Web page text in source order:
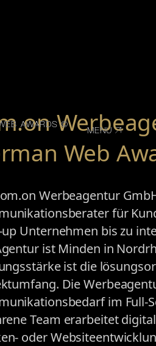
AWARDS ©
MENU
Web
Werbeagentur
für
Unternehmen bis zu
ist Minden in
ist die
Die
im Full-
Team erarbeitet
oder